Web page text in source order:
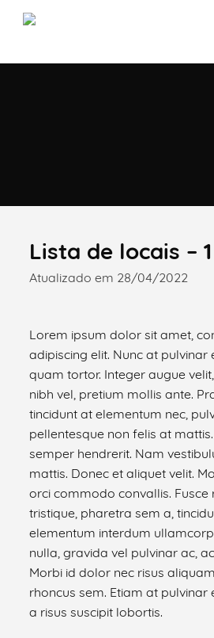
Categorias gerais
Lista de locais – 1
Atualizado em 28/04/2022
Lorem ipsum dolor sit amet,
adipiscing elit. Nunc at pulvinar
quam tortor. Integer augue
nibh vel, pretium mollis ante.
tincidunt at elementum nec,
pellentesque non felis at
semper hendrerit. Nam
mattis. Donec et aliquet velit.
orci commodo convallis. Fusce
tristique, pharetra sem a,
elementum interdum
nulla, gravida vel pulvinar ac,
Morbi id dolor nec risus
rhoncus sem. Etiam at pulvinar
a risus suscipit lobortis.